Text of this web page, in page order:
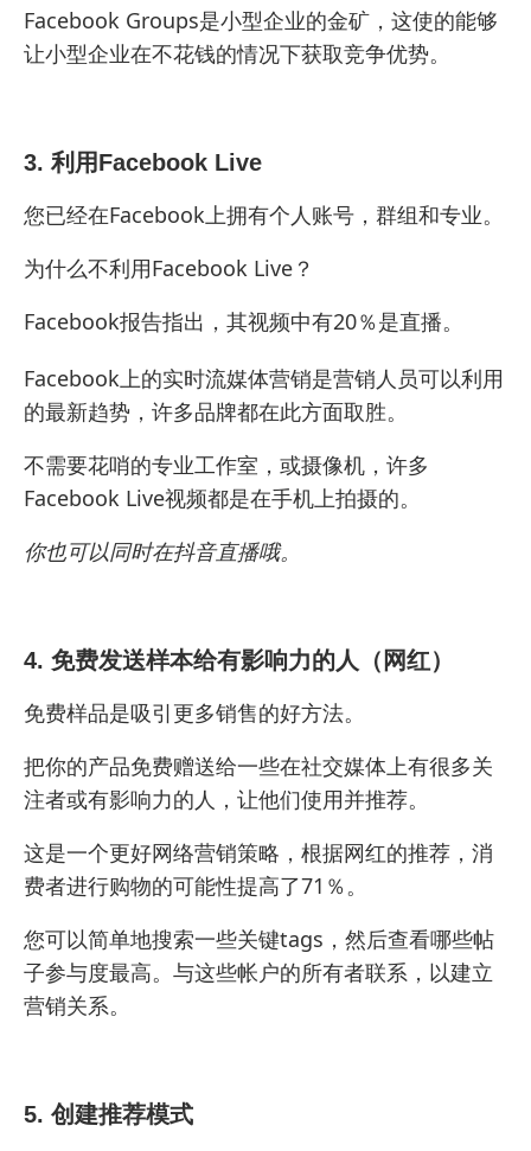
Facebook Groups是小型企业的金矿，这使的能够
让小型企业在不花钱的情况下获取竞争优势。
3. 利用Facebook Live
您已经在Facebook上拥有个人账号，群组和专业。
为什么不利用Facebook Live？
Facebook报告指出，其视频中有20％是直播。
Facebook上的实时流媒体营销是营销人员可以利用
的最新趋势，许多品牌都在此方面取胜。
不需要花哨的专业工作室，或摄像机，许多
Facebook Live视频都是在手机上拍摄的。
你也可以同时在抖音直播哦。
4. 免费发送样本给有影响力的人（网红）
免费样品是吸引更多销售的好方法。
把你的产品免费赠送给一些在社交媒体上有很多关
注者或有影响力的人，让他们使用并推荐。
这是一个更好网络营销策略，根据网红的推荐，消
费者进行购物的可能性提高了71％。
您可以简单地搜索一些关键tags，然后查看哪些帖
子参与度最高。与这些帐户的所有者联系，以建立
营销关系。
5. 创建推荐模式